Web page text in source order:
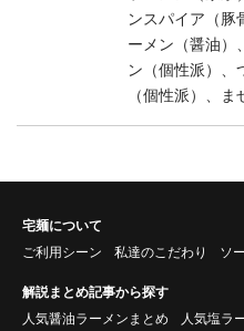
ンスパイア（豚
ーメン（醤油）
ン（個性派）、
（個性派）、ま
宅麺について
ご利用シーン
私達のこだわり ソ
解説まとめ記事から探す
人気醤油ラーメンまとめ
人気塩ラ